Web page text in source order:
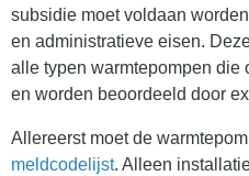
subsidie moet voldaan
en administratieve eisen.
alle typen warmtepompen die
en worden beoordeeld door
Allereerst moet de
meldcodelijst. Alleen